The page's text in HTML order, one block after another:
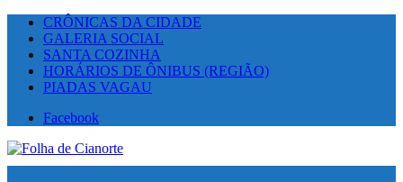
CRÔNICAS DA CIDADE
GALERIA SOCIAL
SANTA COZINHA
HORÁRIOS DE ÔNIBUS (REGIÃO)
PIADAS VAGAU
Facebook